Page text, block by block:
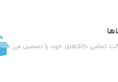
تمامی کالاهای خود را تضمین می